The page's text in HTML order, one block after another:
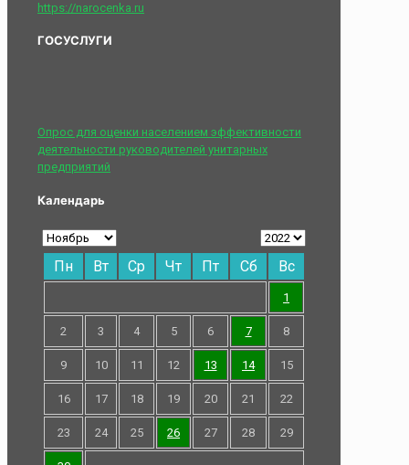
https://narocenka.ru
ГОСУСЛУГИ
Опрос для оценки населением эффективности
деятельности руководителей унитарных
предприятий
Календарь
Пн Вт Ср Чт Пт Сб Вс
1
2 3 4 5 6 7 8
9 10 11 12 13 14 15
16 17 18 19 20 21 22
23 24 25 26 27 28 29